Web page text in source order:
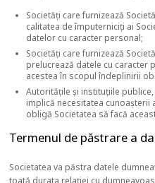
Societăți care furnizează
calitatea de împuterniciți ai
datelor cu caracter personal;
Societăți care furnizează
prelucrează datele cu caracter
acestea în scopul îndeplinirii
Autoritățile și instituțiile
implică necesitatea
obligă Societatea să facă
Termenul de păstrare a
Societatea va păstra datele
toată durata relației cu